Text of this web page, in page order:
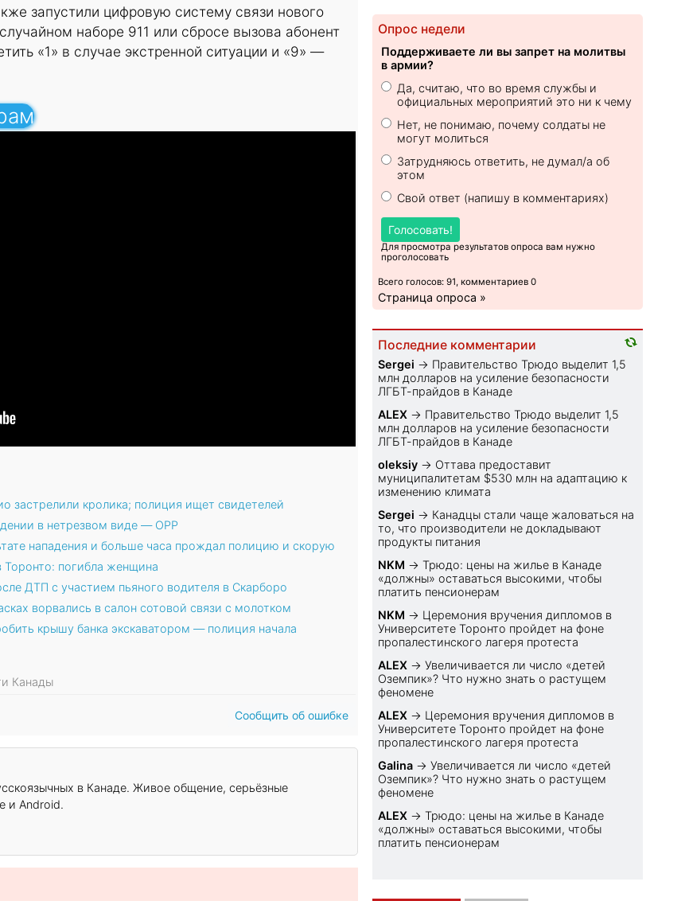
запустили цифровую систему связи нового
наборе 911 или сбросе вызова абонент
«1» в случае экстренной ситуации и «9» —
застрелили кролика; полиция ищет свидетелей
в нетрезвом виде — OPP
нападения и больше часа прождал полицию и скорую
погибла женщина
ДТП с участием пьяного водителя в Скарборо
ворвались в салон сотовой связи с молотком
крышу банка экскаватором — полиция начала
Канады
Сообщить об ошибке
в Канаде. Живое общение, серьёзные
и Android.
Опрос недели
Поддерживаете ли вы запрет на молитвы
в армии?
Да, считаю, что во время службы и
официальных мероприятий это ни к чему
Нет, не понимаю, почему солдаты не
могут молиться
Затрудняюсь ответить, не думал/а об
этом
Свой ответ (напишу в комментариях)
Голосовать!
Для просмотра результатов опроса вам нужно
проголосовать
Всего голосов: 91, комментариев 0
Страница опроса »
Последние комментарии
Sеrgei → Правительство Трюдо выделит 1,5
млн долларов на усиление безопасности
ЛГБТ-прайдов в Канаде
ALEX → Правительство Трюдо выделит 1,5
млн долларов на усиление безопасности
ЛГБТ-прайдов в Канаде
oleksiy → Оттава предоставит
муниципалитетам $530 млн на адаптацию к
изменению климата
Sеrgei → Канадцы стали чаще жаловаться на
то, что производители не докладывают
продукты питания
NKM →Трюдо: цены на жилье в Канаде
«должны» оставаться высокими, чтобы
платить пенсионерам
NKM → Церемония вручения дипломов в
Университете Торонто пройдет на фоне
пропалестинского лагеря протеста
ALEX →Увеличивается ли число «детей
Оземпик»? Что нужно знать о растущем
феномене
ALEX → Церемония вручения дипломов в
Университете Торонто пройдет на фоне
пропалестинского лагеря протеста
Galina →Увеличивается ли число «детей
Оземпик»? Что нужно знать о растущем
феномене
ALEX →Трюдо: цены на жилье в Канаде
«должны» оставаться высокими, чтобы
платить пенсионерам